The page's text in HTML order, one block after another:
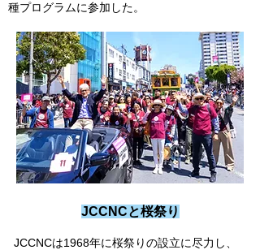
種プログラムに参加した。
JCCNCと桜祭り
JCCNCは1968年に桜祭りの設立に尽力し、